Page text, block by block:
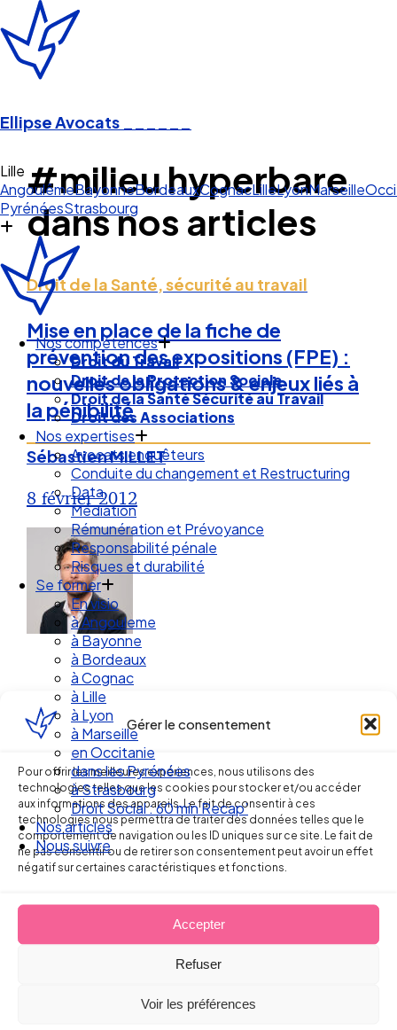
Gérer le consentement
Pour offrir les meilleures expériences, nous utilisons des
technologies telles que les cookies pour stocker et/ou accéder
aux informations des appareils. Le fait de consentir à ces
technologies nous permettra de traiter des données telles que le
comportement de navigation ou les ID uniques sur ce site. Le fait de
ne pas consentir ou de retirer son consentement peut avoir un effet
négatif sur certaines caractéristiques et fonctions.
Accepter
Refuser
Voir les préférences
Ellipse Avocats
L
AngoulêmeBayonneBordeauxCognacLilleLyonMarseille
PyrénéesStrasbourg
Nos compétences
Droit du Travail
Droit de la Protection Sociale
Droit de la Santé Sécurité au Travail
Droit des Associations
Nos expertises
Avocats enquêteurs
Conduite du changement et Restructuring
Data
Médiation
Rémunération et Prévoyance
Responsabilité pénale
Risques et durabilité
Se former
En visio
à Angouleme
à Bayonne
à Bordeaux
à Cognac
à Lille
à Lyon
à Marseille
en Occitanie
dans les Pyrénées
à Strasbourg
Droit Social : 60 min Recap’
Nos articles
Nous suivre
#milieu hyperbare
dans nos articles
Droit de la Santé, sécurité au travail
Mise en place de la fiche de
prévention des expositions (FPE) :
nouvelles obligations & enjeux liés à
la pénibilité
Sébastien MILLET
8 février 2012
Ellipse Avocats
Réseau
de cabinets
d’avocats
en Droit